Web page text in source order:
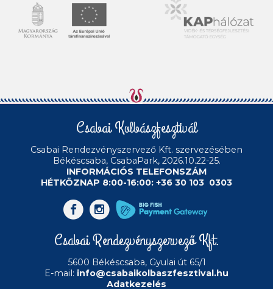
Csabai Kolbászfesztivál
Csabai Rendezvényszervező Kft. szervezésében
Békéscsaba, CsabaPark, 2026.10.22-25.
INFORMÁCIÓS TELEFONSZÁM
HÉTKÖZNAP 8:00-16:00: +36 30 103 0303
Csabai Rendezvényszervező Kft.
5600 Békéscsaba, Gyulai út 65/1
E-mail: info@csabaikolbaszfesztival.hu
Adatkezelés